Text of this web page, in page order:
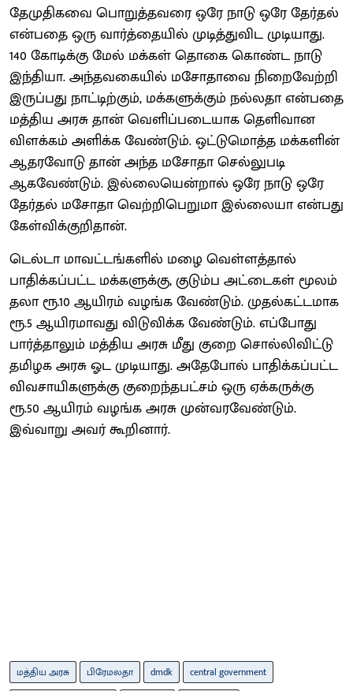
தேமுதிகவை பொறுத்தவரை ஒரே நாடு ஒரே தேர்தல்
என்பதை ஒரு வார்த்தையில் முடித்துவிட முடியாது.
140 கோடிக்கு மேல் மக்கள் தொகை கொண்ட நாடு
இந்தியா. அந்தவகையில் மசோதாவை நிறைவேற்றி
இருப்பது நாட்டிற்கும், மக்களுக்கும் நல்லதா என்பதை
மத்திய அரசு தான் வெளிப்படையாக தெளிவான
விளக்கம் அளிக்க வேண்டும். ஒட்டுமொத்த மக்களின்
ஆதரவோடு தான் அந்த மசோதா செல்லுபடி
ஆகவேண்டும். இல்லையென்றால் ஒரே நாடு ஒரே
தேர்தல் மசோதா வெற்றிபெறுமா இல்லையா என்பது
கேள்விக்குறிதான்.
டெல்டா மாவட்டங்களில் மழை வெள்ளத்தால்
பாதிக்கப்பட்ட மக்களுக்கு, குடும்ப அட்டைகள் மூலம்
தலா ரூ.10 ஆயிரம் வழங்க வேண்டும். முதல்கட்டமாக
ரூ.5 ஆயிரமாவது விடுவிக்க வேண்டும். எப்போது
பார்த்தாலும் மத்திய அரசு மீது குறை சொல்லிவிட்டு
தமிழக அரசு ஓட முடியாது. அதேபோல் பாதிக்கப்பட்ட
விவசாயிகளுக்கு குறைந்தபட்சம் ஒரு ஏக்கருக்கு
ரூ.50 ஆயிரம் வழங்க அரசு முன்வரவேண்டும்.
இவ்வாறு அவர் கூறினார்.
மத்திய அரசு பிரேமலதா dmdk
central government